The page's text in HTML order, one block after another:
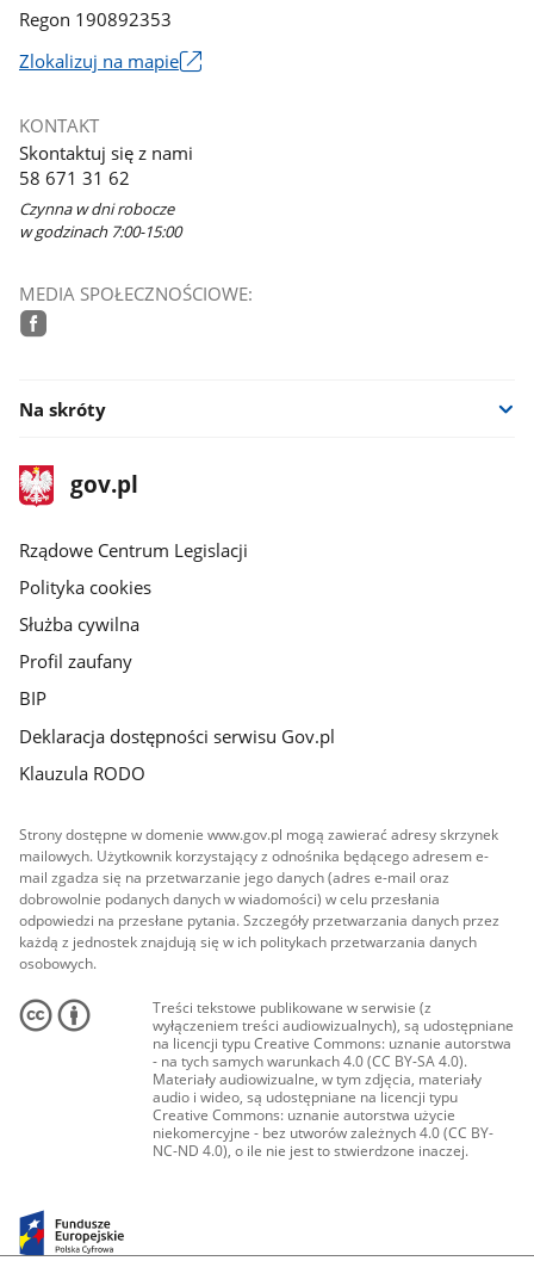
Regon 190892353
Zlokalizuj na mapieLink
nowym
KONTAKT
Skontaktuj się z nami
58 671 31 62
Czynna w dni robocze
w godzinach 7:00-15:00
MEDIA SPOŁECZNOŚCIOWE:
Na skróty
stopka
gov.plStrona
gov.pl
Rządowe Centrum Legislacji
Polityka cookies
Służba cywilna
Profil zaufany
BIP
Deklaracja dostępności serwisu Gov.pl
Klauzula RODO
Strony dostępne w domenie www.gov.pl mogą zawierać adresy skrzynek
mailowych. Użytkownik korzystający z odnośnika będącego adresem e-
mail zgadza się na przetwarzanie jego danych (adres e-mail oraz
dobrowolnie podanych danych w wiadomości) w celu przesłania
odpowiedzi na przesłane pytania. Szczegóły przetwarzania danych przez
każdą z jednostek znajdują się w ich politykach przetwarzania danych
osobowych.
Treści tekstowe publikowane w serwisie (z
wyłączeniem treści audiowizualnych), są udostępniane
na licencji typu Creative Commons: uznanie autorstwa
- na tych samych warunkach 4.0 (CC BY-SA 4.0).
Materiały audiowizualne, w tym zdjęcia, materiały
audio i wideo, są udostępniane na licencji typu
Creative Commons: uznanie autorstwa użycie
niekomercyjne - bez utworów zależnych 4.0 (CC BY-
NC-ND 4.0), o ile nie jest to stwierdzone inaczej.